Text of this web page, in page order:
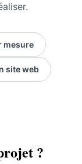
mesure
site web
?